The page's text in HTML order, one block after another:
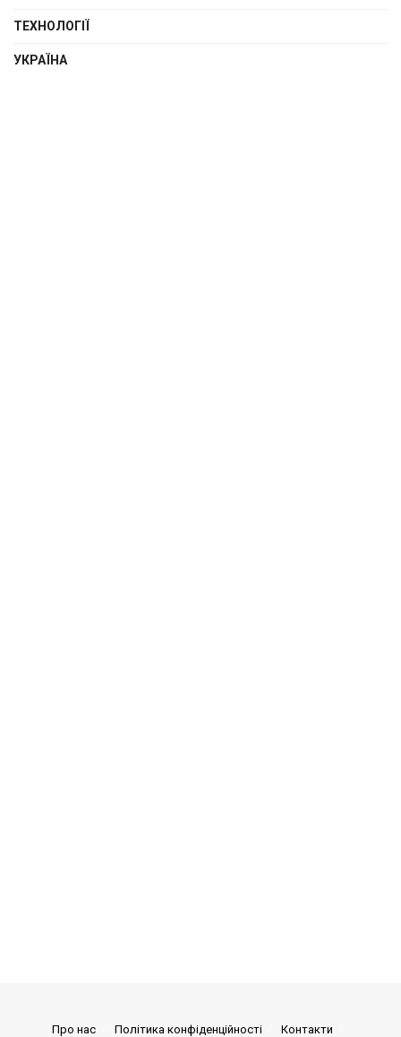
ТЕХНОЛОГІЇ
УКРАЇНА
Про нас Політика конфіденційності
Контакти